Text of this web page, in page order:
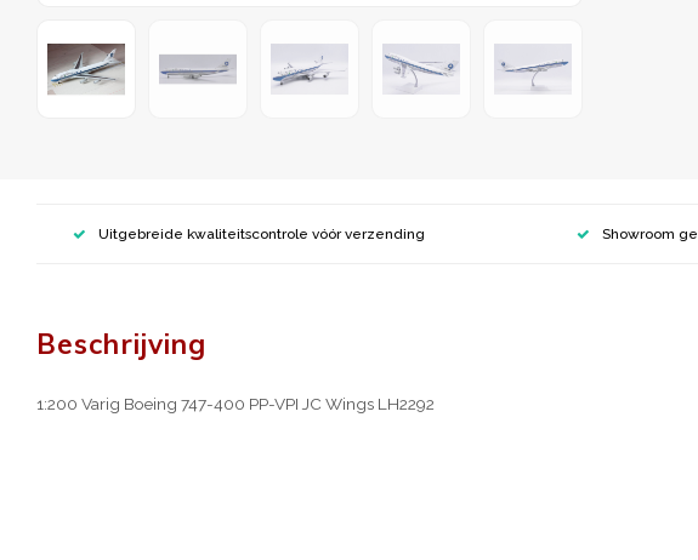
Uitgebreide kwaliteitscontrole vóór verzending Showroom
Beschrijving
1:200 Varig Boeing 747-400 PP-VPI JC Wings LH2292